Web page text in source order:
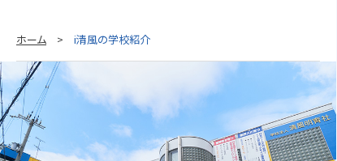
ホーム > i清風の学校紹介